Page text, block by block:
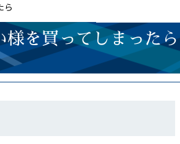
ら
様を買ってしまったら